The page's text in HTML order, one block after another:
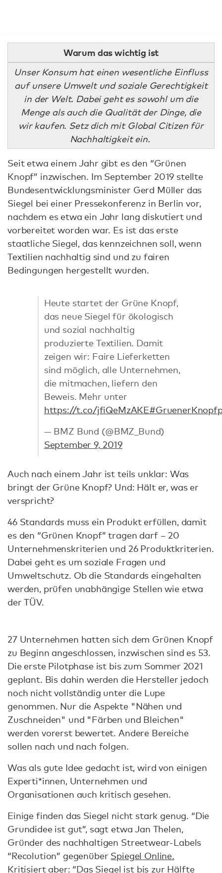
Warum das wichtig ist
Unser Konsum hat einen wesentliche Einfluss
auf unsere Umwelt und soziale Gerechtigkeit
in der Welt. Dabei geht es sowohl um die
Menge als auch die Qualität der Dinge, die
wir kaufen. Setz dich mit Global Citizen für
Nachhaltigkeit ein.
Seit etwa einem Jahr gibt es den “Grünen
Knopf” inzwischen. Im September 2019 stellte
Bundesentwicklungsminister Gerd Müller das
Siegel bei einer Pressekonferenz in Berlin vor,
nachdem es etwa ein Jahr lang diskutiert und
vorbereitet worden war. Es ist das erste
staatliche Siegel, das kennzeichnen soll, wenn
Textilien nachhaltig sind und zu fairen
Bedingungen hergestellt wurden.
Heute startet der Grüne Knopf,
das neue Siegel für ökologisch
und sozial nachhaltig
produzierte Textilien. Damit
zeigen wir: Faire Lieferketten
sind möglich, alle Unternehmen,
die mitmachen, liefern den
Beweis. Mehr unter
https://t.co/jfiQeMzAKE#GruenerKnopf
— BMZ Bund (@BMZ_Bund)
September 9, 2019
Auch nach einem Jahr ist teils unklar: Was
bringt der Grüne Knopf? Und: Hält er, was er
verspricht?
46 Standards muss ein Produkt erfüllen, damit
es den “Grünen Knopf” tragen darf – 20
Unternehmenskriterien und 26 Produktkriterien.
Dabei geht es um soziale Fragen und
Umweltschutz. Ob die Standards eingehalten
werden, prüfen unabhängige Stellen wie etwa
der TÜV.
27 Unternehmen hatten sich dem Grünen Knopf
zu Beginn angeschlossen, inzwischen sind es 53.
Die erste Pilotphase ist bis zum Sommer 2021
geplant. Bis dahin werden die Hersteller jedoch
noch nicht vollständig unter die Lupe
genommen. Nur die Aspekte "Nähen und
Zuschneiden" und "Färben und Bleichen"
werden vorerst bewertet. Andere Bereiche
sollen nach und nach folgen.
Was als gute Idee gedacht ist, wird von einigen
Experti*innen, Unternehmen und
Organisationen auch kritisch gesehen.
Einige finden das Siegel nicht stark genug. “Die
Grundidee ist gut”, sagt etwa Jan Thelen,
Gründer des nachhaltigen Streetwear-Labels
“Recolution” gegenüber Spiegel Online.
Kritisiert aber: “Das Siegel ist bis zur Hälfte